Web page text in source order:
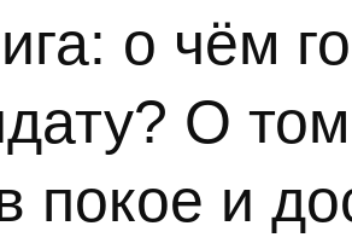
о чём
О
покое и